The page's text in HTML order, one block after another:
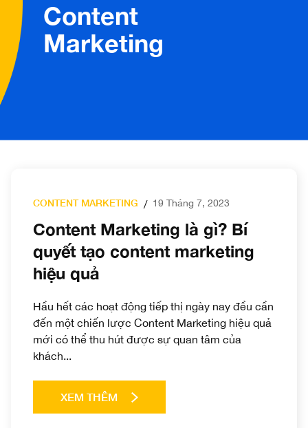
Content
Marketing
CONTENT MARKETING / 19 Tháng 7, 2023
Content Marketing là gì? Bí
quyết tạo content marketing
hiệu quả
Hầu hết các hoạt động tiếp thị ngày nay đều cần
đến một chiến lược Content Marketing hiệu quả
mới có thể thu hút được sự quan tâm của
khách...
XEM THÊM